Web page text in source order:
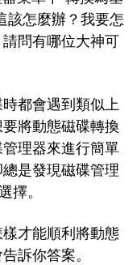
該怎麼辦？我要怎
問有哪位大神可
都會遇到類似上
將動態磁碟轉換
理器來進行簡單
是發現磁碟管理
擇。
才能順利將動態
訴你答案。